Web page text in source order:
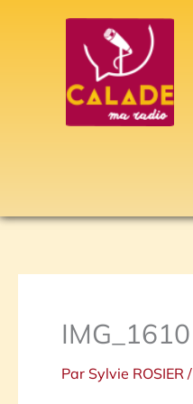
IMG_1610
Par Sylvie ROSIER /